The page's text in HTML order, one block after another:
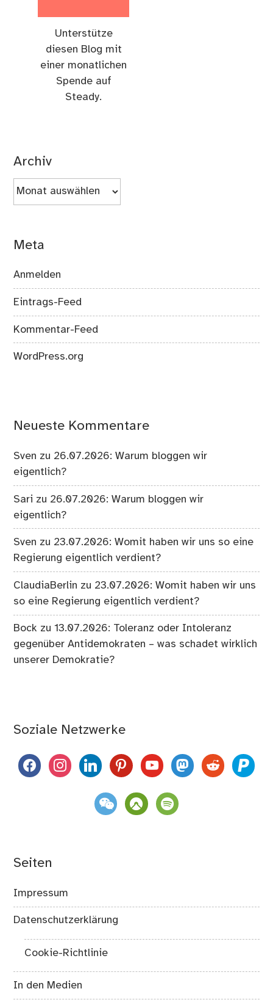
Unterstütze
diesen Blog mit
einer monatlichen
Spende auf
Steady.
Archiv
Archiv
Meta
Anmelden
Eintrags-Feed
Kommentar-Feed
WordPress.org
Neueste Kommentare
Sven zu 26.07.2026: Warum bloggen wir
eigentlich?
Sari zu 26.07.2026: Warum bloggen wir
eigentlich?
Sven zu 23.07.2026: Womit haben wir uns so eine
Regierung eigentlich verdient?
ClaudiaBerlin zu 23.07.2026: Womit haben wir uns
so eine Regierung eigentlich verdient?
Bock zu13.07.2026: Toleranz oder Intoleranz
gegenüber Antidemokraten – was schadet wirklich
unserer Demokratie?
Soziale Netzwerke
facebookinstagramlinkedinpinterestyoutubemastodon
reddit paypal
weixin komootspotify
Seiten
Impressum
Datenschutzerklärung
Cookie-Richtlinie
In den Medien